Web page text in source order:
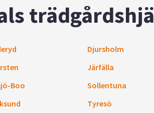
Djursholm
Järfälla
Boo
Sollentuna
Tyresö